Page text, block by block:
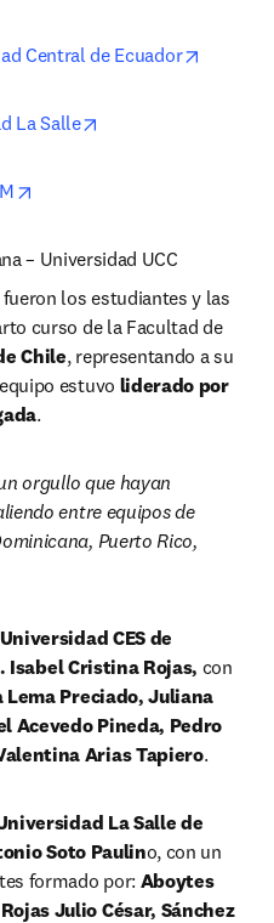
Central de Ecuador
La Salle
– Universidad UCC
los estudiantes y las
curso de la Facultad de
Chile, representando a su
estuvo liderado por
.
orgullo que hayan
entre equipos de
Puerto Rico,
Universidad CES de
Isabel Cristina Rojas, con
Lema Preciado, Juliana
Acevedo Pineda, Pedro
Arias Tapiero.
La Salle de
Soto Paulino, con un
formado por: Aboytes
Julio César, Sánchez